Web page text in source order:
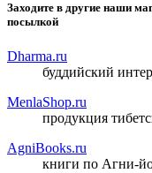
Заходите в другие наши
посылкой
Dharma.ru
буддийский
MenlaShop.ru
продукция
AgniBooks.ru
книги по Агни-